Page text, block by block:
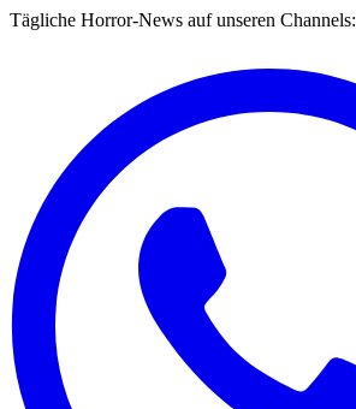
Tägliche Horror-News auf unseren Channels: